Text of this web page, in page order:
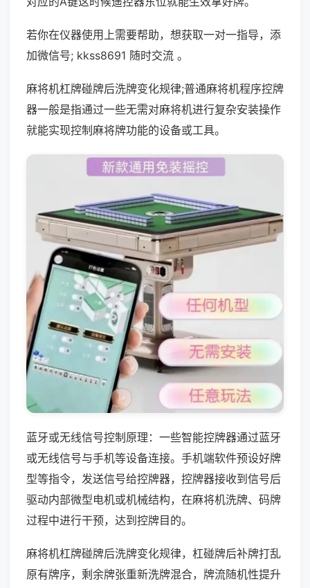
若你在仪器使用上需要帮助，想获取一对一指导，添
加微信号; kkss8691 随时交流 。
麻将机杠牌碰牌后洗牌变化规律;普通麻将机程序控牌
器一般是指通过一些无需对麻将机进行复杂安装操作
就能实现控制麻将牌功能的设备或工具。
蓝牙或无线信号控制原理：一些智能控牌器通过蓝牙
或无线信号与手机等设备连接。手机端软件预设好牌
型等指令，发送信号给控牌器，控牌器接收到信号后
驱动内部微型电机或机械结构，在麻将机洗牌、码牌
过程中进行干预，达到控牌目的。
麻将机杠牌碰牌后洗牌变化规律，杠碰牌后补牌打乱
原有牌序，剩余牌张重新洗牌混合，牌流随机性提升